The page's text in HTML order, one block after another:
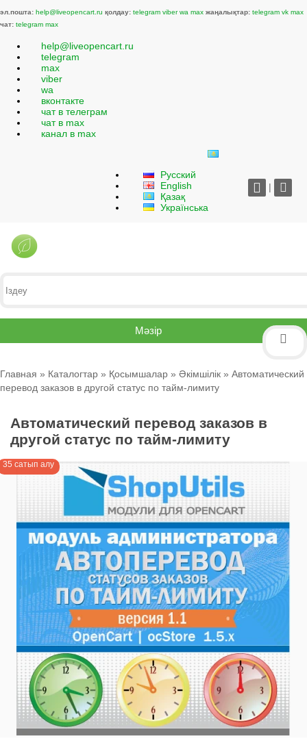
эл.пошта: help@liveopencart.ru қолдау: telegram viber wa max жаңалықтар: telegram vk max
чат: telegram max
help@liveopencart.ru
telegram
max
viber
wa
вконтакте
чат в телеграм
чат в max
канал в max
Русский
English
Қазақ
Українська
|
Мәзір
Главная » Каталогтар » Қосымшалар » Әкімшілік » Автоматический
перевод заказов в другой статус по тайм-лимиту
Автоматический перевод заказов в
другой статус по тайм-лимиту
35 сатып алу